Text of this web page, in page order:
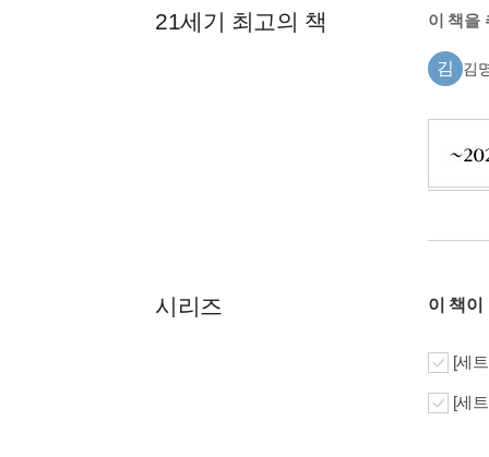
21세기 최고의 책 이 책을
김 김
시리즈 이 책이
[세
[세